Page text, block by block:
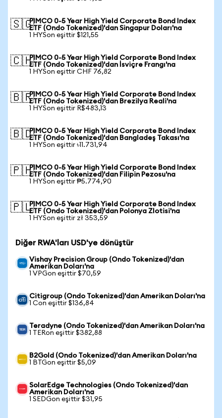
🇸🇬PIMCO 0-5 Year High Yield Corporate Bond Index
ETF (Ondo Tokenized)'dan Singapur Doları'na
1 HYSon eşittir $121,55
🇨🇭PIMCO 0-5 Year High Yield Corporate Bond Index
ETF (Ondo Tokenized)'dan İsviçre Frangı'na
1 HYSon eşittir CHF 76,82
🇧🇷PIMCO 0-5 Year High Yield Corporate Bond Index
ETF (Ondo Tokenized)'dan Brezilya Reali'na
1 HYSon eşittir R$483,13
🇧🇩PIMCO 0-5 Year High Yield Corporate Bond Index
ETF (Ondo Tokenized)'dan Bangladeş Takası'na
1 HYSon eşittir ৳11.731,94
🇵🇭PIMCO 0-5 Year High Yield Corporate Bond Index
ETF (Ondo Tokenized)'dan Filipin Pezosu'na
1 HYSon eşittir ₱5.774,90
🇵🇱PIMCO 0-5 Year High Yield Corporate Bond Index
ETF (Ondo Tokenized)'dan Polonya Zlotisi'na
1 HYSon eşittir zł 353,59
Diğer RWA'ları USD'ye dönüştür
Vishay Precision Group (Ondo Tokenized)'dan
Amerikan Doları'na
1 VPGon eşittir $70,59
Citigroup (Ondo Tokenized)'dan Amerikan Doları'na
1 Con eşittir $136,84
Teradyne (Ondo Tokenized)'dan Amerikan Doları'na
1 TERon eşittir $382,88
B2Gold (Ondo Tokenized)'dan Amerikan Doları'na
1 BTGon eşittir $5,09
SolarEdge Technologies (Ondo Tokenized)'dan
Amerikan Doları'na
1 SEDGon eşittir $31,95